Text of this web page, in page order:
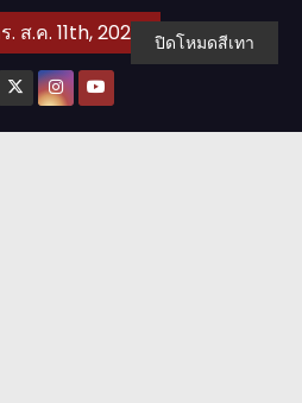
ส.ค. 11th, 2026 ปิดโหมดสีเทา